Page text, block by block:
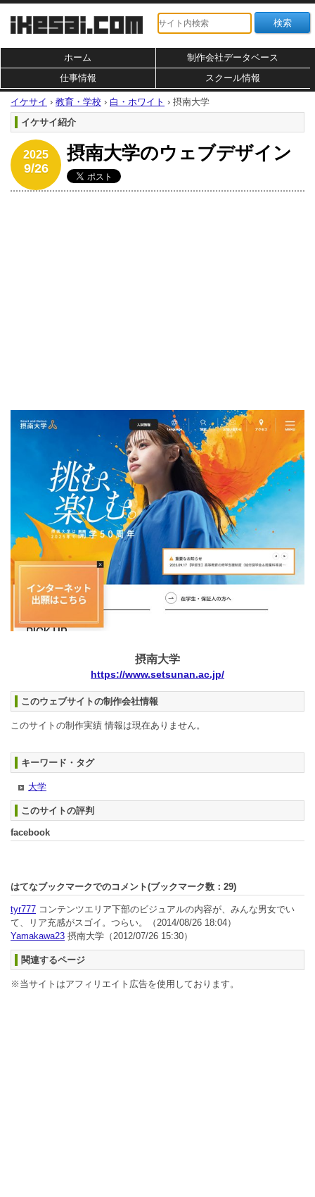
ホーム
制作会社データベース
仕事情報
スクール情報
イケサイ › 教育・学校 › 白・ホワイト › 摂南大学
イケサイ紹介
2025
9/26
摂南大学のウェブデザイン
摂南大学
https://www.setsunan.ac.jp/
このウェブサイトの制作会社情報
このサイトの制作実績 情報は現在ありません。
キーワード・タグ
大学
このサイトの評判
facebook
はてなブックマークでのコメント(ブックマーク数： 29)
tyr777 コンテンツエリア下部のビジュアルの内容が、みんな男女でい
て、リア充感がスゴイ。つらい。
（2014/08/26 18:04）
Yamakawa23 摂南大学 （2012/07/26 15:30）
関連するページ
※当サイトはアフィリエイト広告を使用しております。